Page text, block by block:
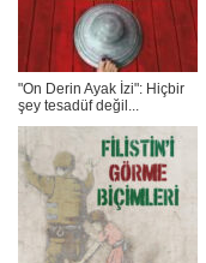
"On Derin Ayak İzi": Hiçbir
şey tesadüf değil...